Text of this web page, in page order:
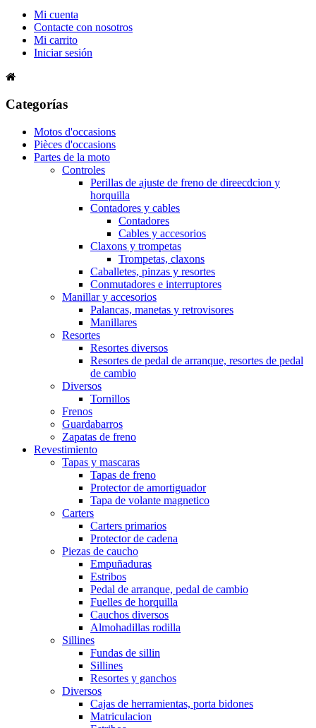
Mi cuenta
Contacte con nosotros
Mi carrito
Iniciar sesión
Categorías
Motos d'occasions
Pièces d'occasions
Partes de la moto
Controles
Perillas de ajuste de freno de direecdcion y
horquilla
Contadores y cables
Contadores
Cables y accesorios
Claxons y trompetas
Trompetas, claxons
Caballetes, pinzas y resortes
Conmutadores e interruptores
Manillar y accesorios
Palancas, manetas y retrovisores
Manillares
Resortes
Resortes diversos
Resortes de pedal de arranque, resortes de pedal
de cambio
Diversos
Tornillos
Frenos
Guardabarros
Zapatas de freno
Revestimiento
Tapas y mascaras
Tapas de freno
Protector de amortiguador
Tapa de volante magnetico
Carters
Carters primarios
Protector de cadena
Piezas de caucho
Empuñaduras
Estribos
Pedal de arranque, pedal de cambio
Fuelles de horquilla
Cauchos diversos
Almohadillas rodilla
Sillines
Fundas de sillin
Sillines
Resortes y ganchos
Diversos
Cajas de herramientas, porta bidones
Matriculacion